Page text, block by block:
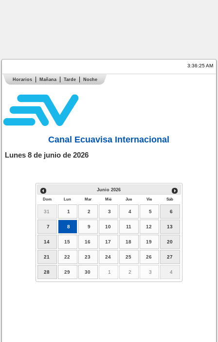
3:36:25 AM
Horarios Mañana Tarde Noche
Canal Ecuavisa Internacional
Lunes 8 de junio de 2026
Junio 2026
Dom Lun Mar Mié Jue Vie Sáb
31 1 2 3 4 5 6
7 8 9 10 11 12 13
14 15 16 17 18 19 20
21 22 23 24 25 26 27
28 29 30 1 2 3 4